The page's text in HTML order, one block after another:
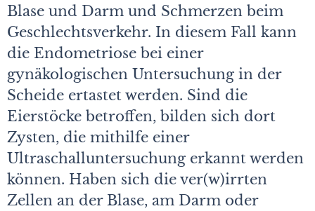
Blase und Darm und Schmerzen beim
Geschlechtsverkehr. In diesem Fall kann
die Endometriose bei einer
gynäkologischen Untersuchung in der
Scheide ertastet werden. Sind die
Eierstöcke betroffen, bilden sich dort
Zysten, die mithilfe einer
Ultraschalluntersuchung erkannt werden
können. Haben sich die ver(w)irrten
Zellen an der Blase, am Darm oder